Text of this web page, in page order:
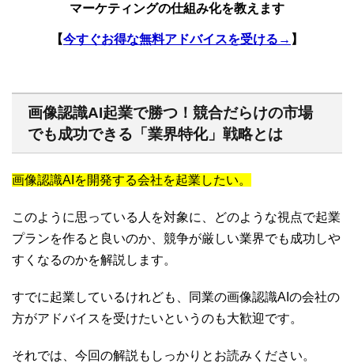
マーケティングの仕組み化を教えます
【今すぐお得な無料アドバイスを受ける→ 】
画像認識AI起業で勝つ！競合だらけの市場
でも成功できる「業界特化」戦略とは
画像認識AIを開発する会社を起業したい。
このように思っている人を対象に、どのような視点で起業
プランを作ると良いのか、競争が厳しい業界でも成功しや
すくなるのかを解説します。
すでに起業しているけれども、同業の画像認識AIの会社の
方がアドバイスを受けたいというのも大歓迎です。
それでは、今回の解説もしっかりとお読みください。